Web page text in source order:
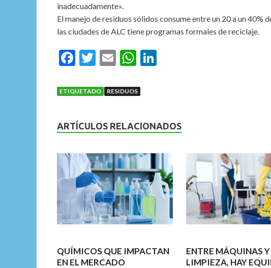
inadecuadamente».
El manejo de residuos sólidos consume entre un 20 a un 40%
las ciudades de ALC tiene programas formales de reciclaje.
F
e
o
o
k
T
itt
E
ai
W
at
A
p
p
n
ETIQUETADO RESIDUOS
ARTÍCULOS RELACIONADOS
QUÍMICOS QUE IMPACTAN
EN EL MERCADO
ENTRE MÁQUINAS Y
LIMPIEZA, HAY